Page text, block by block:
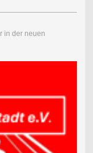
in der neuen